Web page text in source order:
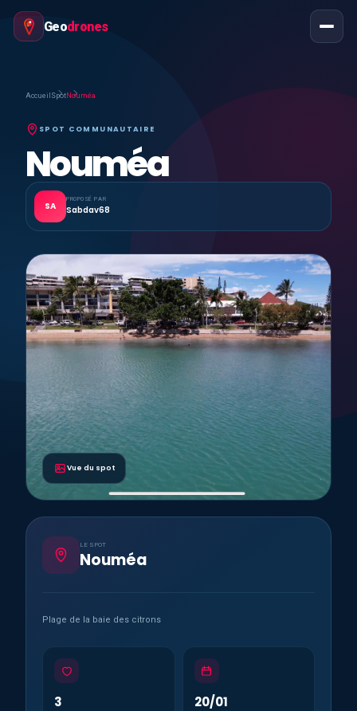
Geodrones
Accueil Spot Nouméa
SPOT COMMUNAUTAIRE
Nouméa
SA
PROPOSÉ PAR
Sabdav68
Vue du spot
LE SPOT
Nouméa
Plage de la baie des citrons
3 20/01